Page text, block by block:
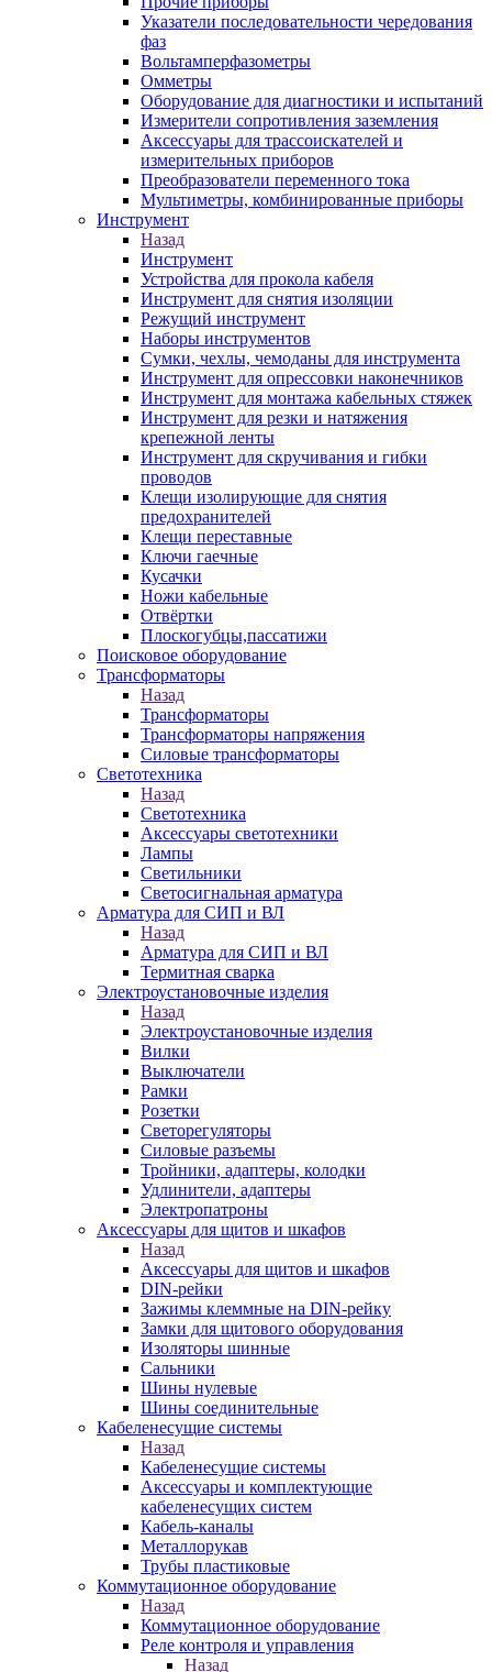
Указатели последовательности чередования
фаз
Вольтамперфазометры
Омметры
Оборудование для диагностики и испытаний
Измерители сопротивления заземления
Аксессуары для трассоискателей и
измерительных приборов
Преобразователи переменного тока
Мультиметры, комбинированные приборы
Инструмент
Назад
Инструмент
Устройства для прокола кабеля
Инструмент для снятия изоляции
Режущий инструмент
Наборы инструментов
Сумки, чехлы, чемоданы для инструмента
Инструмент для опрессовки наконечников
Инструмент для монтажа кабельных стяжек
Инструмент для резки и натяжения
крепежной ленты
Инструмент для скручивания и гибки
проводов
Клещи изолирующие для снятия
предохранителей
Клещи переставные
Ключи гаечные
Кусачки
Ножи кабельные
Отвёртки
Плоскогубцы,пассатижи
Поисковое оборудование
Трансформаторы
Назад
Трансформаторы
Трансформаторы напряжения
Силовые трансформаторы
Светотехника
Назад
Светотехника
Аксессуары светотехники
Лампы
Светильники
Светосигнальная арматура
Арматура для СИП и ВЛ
Назад
Арматура для СИП и ВЛ
Термитная сварка
Электроустановочные изделия
Назад
Электроустановочные изделия
Вилки
Выключатели
Рамки
Розетки
Светорегуляторы
Силовые разъемы
Тройники, адаптеры, колодки
Удлинители, адаптеры
Электропатроны
Аксессуары для щитов и шкафов
Назад
Аксессуары для щитов и шкафов
DIN-рейки
Зажимы клеммные на DIN-рейку
Замки для щитового оборудования
Изоляторы шинные
Сальники
Шины нулевые
Шины соединительные
Кабеленесущие системы
Назад
Кабеленесущие системы
Аксессуары и комплектующие
кабеленесущих систем
Кабель-каналы
Металлорукав
Трубы пластиковые
Коммутационное оборудование
Назад
Коммутационное оборудование
Реле контроля и управления
Назад